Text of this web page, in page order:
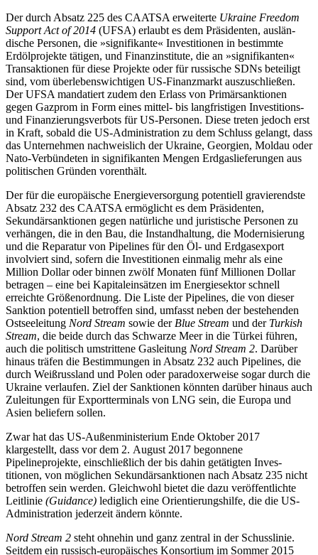
Der durch Absatz 225 des CAATSA er­weiterte Ukraine Freedom
Support Act of 2014 (UFSA) erlaubt es dem Präsidenten, aus­län­
dische Personen, die »signifikante« Investi­tionen in bestimmte
Erdölprojekte tätigen, und Finanzinstitute, die an »signifikanten«
Transaktionen für diese Projekte oder für russische SDNs beteiligt
sind, vom über­lebenswichtigen US-Finanzmarkt auszuschließen.
Der UFSA mandatiert zudem den Erlass von Primärsanktionen
gegen Gaz­prom in Form eines mittel- bis langfristigen Investitions-
und Finanzierungsverbots für US-Perso­nen. Diese treten jedoch erst
in Kraft, sobald die US-Administration zu dem Schluss gelangt, dass
das Unternehmen nach­weislich der Ukraine, Georgien, Mol­dau oder
Nato-Verbündeten in signifikan­ten Mengen Erdgaslieferungen aus
politi­schen Gründen vor­enthält.
Der für die europäische Energieversorgung potentiell gravierendste
Absatz 232 des CAATSA ermöglicht es dem Präsidenten,
Sekundärsanktionen gegen natürliche und juristische Personen zu
ver­hängen, die in den Bau, die Instandhaltung, die Moder­nisierung
und die Reparatur von Pipelines für den Öl- und Erdgasexport
involviert sind, sofern die Investitionen einmalig mehrals eine
Million Dollar oder binnen zwölf Monaten fünf Millionen Dollar
betragen – eine bei Kapitaleinsätzen im Energiesektor schnell
erreichte Größenordnung. Die Liste der Pipelines, die von dieser
Sanktion poten­tiell betroffen sind, umfasst neben der be­stehenden
Ostseeleitung Nord Stream sowie der Blue Stream und der Turkish
Stream, die beide durch das Schwarze Meer in die Tür­kei führen,
auch die politisch umstrittene Gasleitung Nord Stream 2. Darüber
hinaus träfen die Bestimmungen in Absatz 232 auch Pipelines, die
durch Weißrussland und Polen oder paradoxerweise sogar durch die
Ukraine verlaufen. Ziel der Sanktionen könnten darüber hinaus auch
Zuleitungen für Exportterminals von LNG sein, die Europa und
Asien beliefern sollen.
Zwar hat das US-Außenministerium Ende Oktober 2017
klargestellt, dass vor dem 2. August 2017 begonnene
Pipelineprojekte, einschließlich der bis dahin getätigten In­ves­
titionen, von möglichen Sekundärsank­tionen nach Absatz 235 nicht
betroffen sein werden. Gleichwohl bietet die dazu ver­öf­fentlichte
Leitlinie (Guidance) lediglich eine Orientierungshilfe, die die US-
Administra­tion jederzeit ändern könnte.
Nord Stream 2 steht ohnehin und ganz zentral in der Schusslinie.
Seitdem ein rus­sisch-euro­päisches Konsortium im Sommer 2015